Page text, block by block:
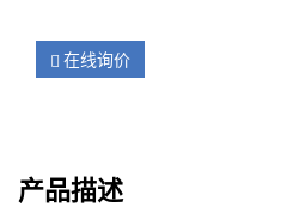
在线询价
产品描述